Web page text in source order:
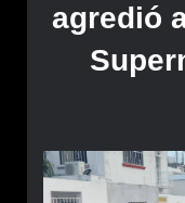
agredió